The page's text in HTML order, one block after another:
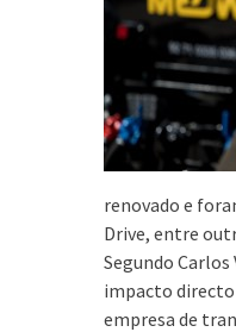
renovado e
Drive, entre
Segundo
impacto directo
empresa de